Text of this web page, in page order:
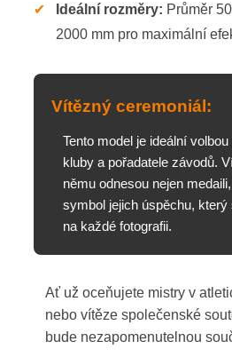
✔ Ideální rozměry: Průměr
2000 mm pro maximální
Vítězný ceremoniál:
Tento model je ideální
kluby a pořadatele závodů.
němu odnesou nejen
symbol jejich úspěchu,
na každé fotografii.
Ať už oceňujete mistry v
nebo vítěze společenské
bude nezapomenutelnou